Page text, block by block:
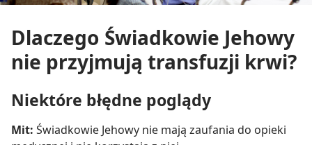
Dlaczego Świadkowie Jehowy
nie przyjmują transfuzji krwi?
Niektóre błędne poglądy
Mit: Świadkowie Jehowy nie mają zaufania do opieki